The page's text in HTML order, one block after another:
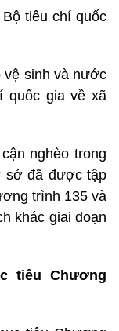
tiêu chí quốc
sinh và nước
quốc gia về xã
nghèo trong
sở đã được tập
trình 135 và
khác giai đoạn
tiêu Chương